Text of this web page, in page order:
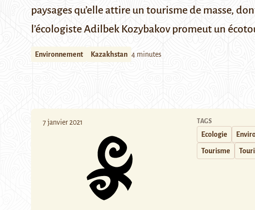
paysages qu’elle attire un tourisme de masse,
l’écologiste Adilbek Kozybakov promeut un
Environnement Kazakhstan 4 minutes
7 janvier 2021 TAGS
Ecologie
Tourisme